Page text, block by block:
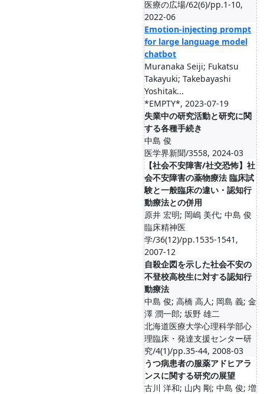
医療の広場/62(6)/pp.1-10,
2022-06
Emotion-injecting prompt
for large language model
chatbot
Muranaka Seiji; Fukatsu
Takayuki; Takebayashi
Yoshitak...
*EMPTY*, 2023-07-19
失業中の研究活動と研究に関
する各種手続き
中島 俊
医学界新聞/3558, 2024-03
【社会不安障害/社交恐怖】社
会不安障害の薬物療法 臨床試
験と一般臨床の違い・認知行
動療法との併用
原井 宏明; 岡嶋 美代; 中島 俊
臨床精神医
学/36(12)/pp.1535-1541,
2007-12
自殺企図を示した社会不安の
不登校高校生に対する認知行
動療法
中島 俊; 高橋 高人; 岡島 義; 金
澤 潤一郎; 坂野 雄二
北海道医療大学心理科学部心
理臨床・発達支援センター研
究/4(1)/pp.35-44, 2008-03
うつ病患者の服薬アドヒアラ
ンスに関する研究の展望
古川 洋和; 山内 剛; 中島 俊; 増